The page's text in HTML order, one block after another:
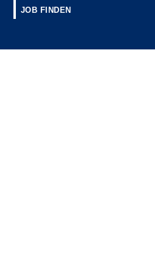
JOB FINDEN